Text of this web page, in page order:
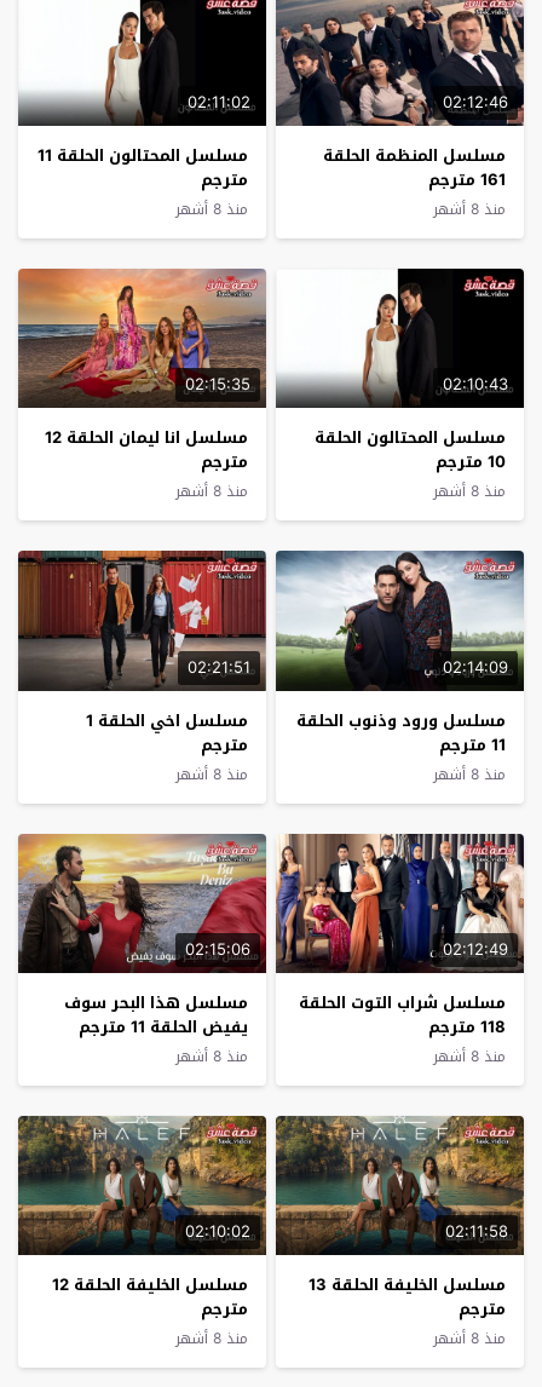
02:12:46
مسلسل المنظمة الحلقة
161 مترجم
منذ 8 أشهر
02:11:02
مسلسل المحتالون الحلقة 11
مترجم
منذ 8 أشهر
02:10:43
مسلسل المحتالون الحلقة
10 مترجم
منذ 8 أشهر
02:15:35
مسلسل انا ليمان الحلقة 12
مترجم
منذ 8 أشهر
02:14:09
مسلسل ورود وذنوب الحلقة
11 مترجم
منذ 8 أشهر
02:21:51
مسلسل اخي الحلقة 1
مترجم
منذ 8 أشهر
02:12:49
مسلسل شراب التوت الحلقة
118 مترجم
منذ 8 أشهر
02:15:06
مسلسل هذا البحر سوف
يفيض الحلقة 11 مترجم
منذ 8 أشهر
02:11:58
مسلسل الخليفة الحلقة 13
مترجم
منذ 8 أشهر
02:10:02
مسلسل الخليفة الحلقة 12
مترجم
منذ 8 أشهر